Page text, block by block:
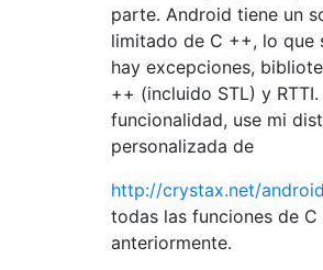
parte. Android tiene un
limitado de C ++, lo que
hay excepciones,
++ (incluido STL) y
funcionalidad, use mi
personalizada de
http://crystax.net/
todas las funciones de
anteriormente.